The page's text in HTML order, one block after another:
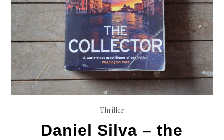
Thriller
Daniel Silva – the